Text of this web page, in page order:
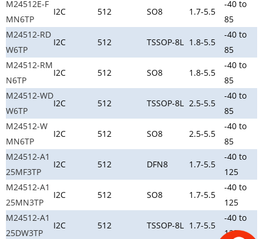
M24512E-F
MN6TP
I2C 512 SO8 1.7-5.5
-40 to
85
M24512-RD
W6TP
I2C 512 TSSOP-8L 1.8-5.5
-40 to
85
M24512-RM
N6TP
I2C 512 SO8 1.8-5.5
-40 to
85
M24512-WD
W6TP
I2C 512 TSSOP-8L 2.5-5.5
-40 to
85
M24512-W
MN6TP
I2C 512 SO8 2.5-5.5
-40 to
85
M24512-A1
25MF3TP
I2C 512 DFN8 1.7-5.5
-40 to
125
M24512-A1
25MN3TP
I2C 512 SO8 1.7-5.5
-40 to
125
M24512-A1
25DW3TP
I2C 512 TSSOP-8L 1.7-5.5
-40 to
125